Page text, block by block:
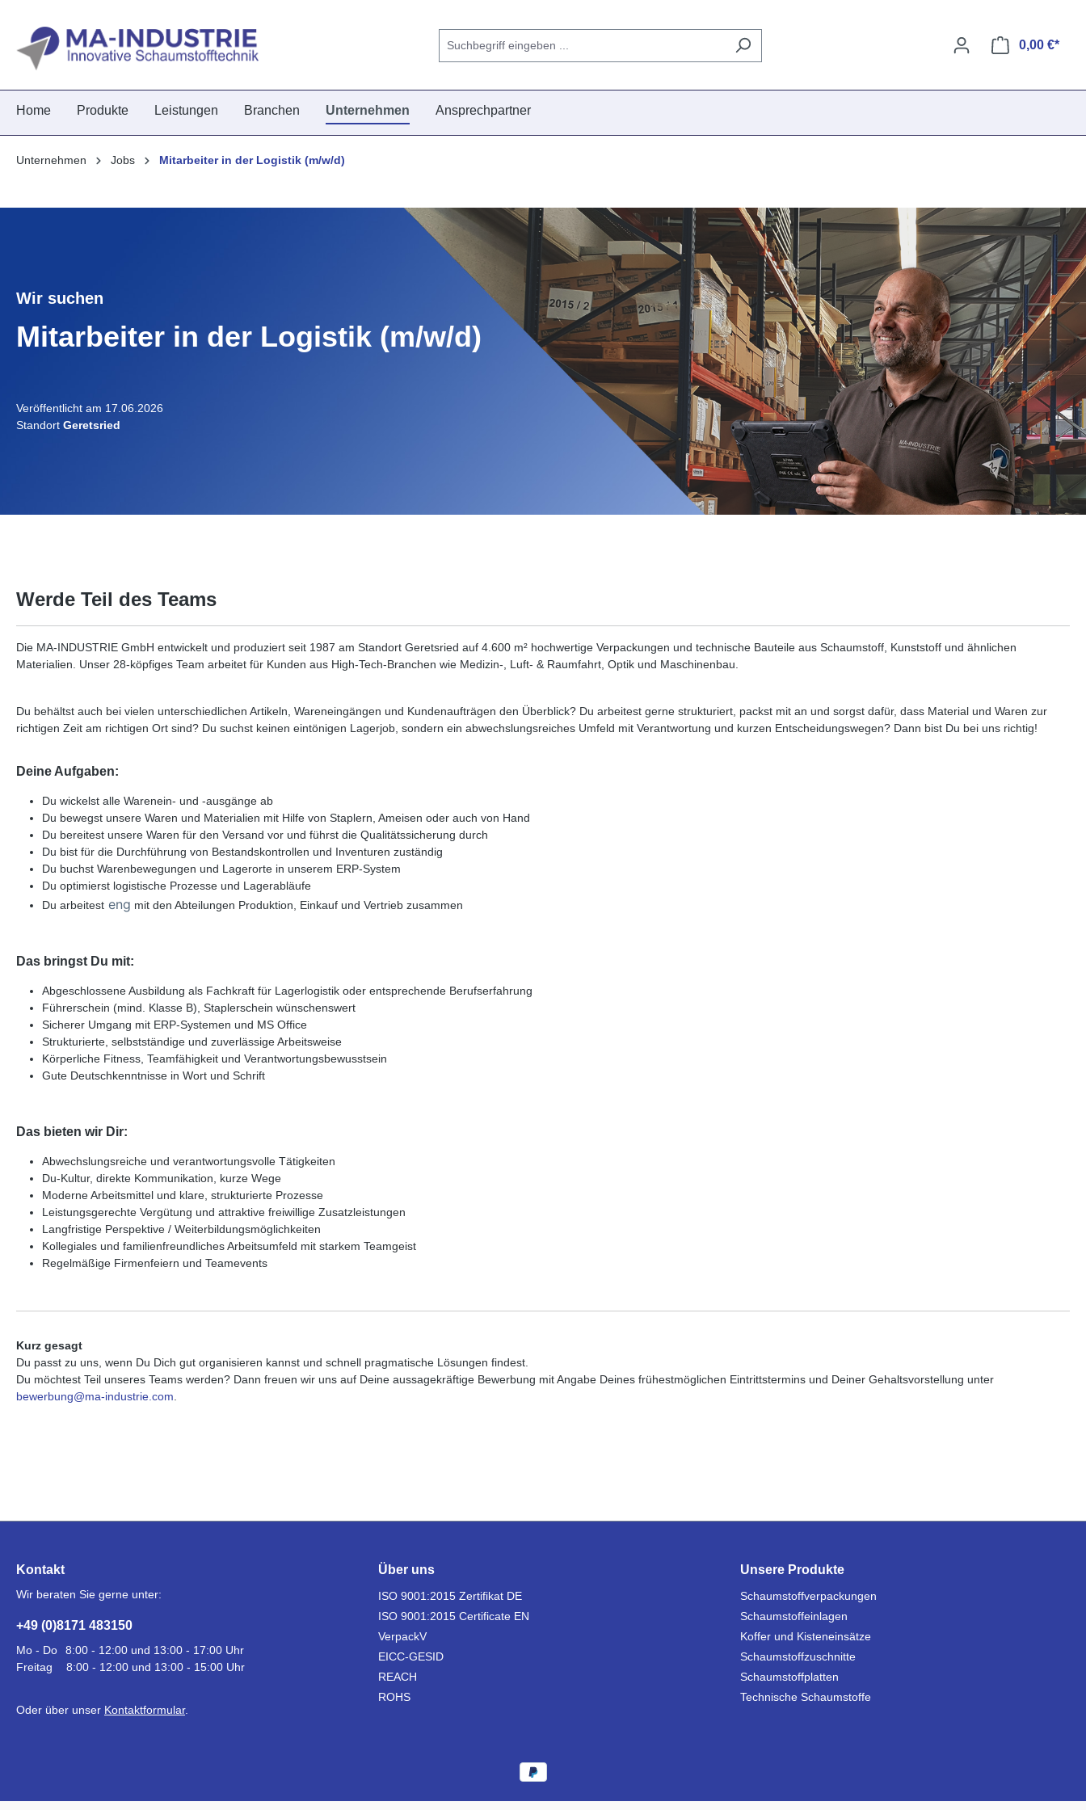
0,00 €*
Home Produkte Leistungen Branchen Unternehmen Ansprechpartner
Unternehmen Jobs Mitarbeiter in der Logistik (m/w/d)
Wir suchen
Mitarbeiter in der Logistik (m/w/d)
Veröffentlicht am 17.06.2026
Standort Geretsried
Werde Teil des Teams
Die MA-INDUSTRIE GmbH entwickelt und produziert seit 1987 am Standort Geretsried auf 4.600 m² hochwertige Verpackungen und technische Bauteile aus Schaumstoff, Kunststoff und ähnlichen
Materialien. Unser 28-köpfiges Team arbeitet für Kunden aus High-Tech-Branchen wie Medizin-, Luft- & Raumfahrt, Optik und Maschinenbau.
Du behältst auch bei vielen unterschiedlichen Artikeln, Wareneingängen und Kundenaufträgen den Überblick? Du arbeitest gerne strukturiert, packst mit an und sorgst dafür, dass Material und Waren zur
richtigen Zeit am richtigen Ort sind? Du suchst keinen eintönigen Lagerjob, sondern ein abwechslungsreiches Umfeld mit Verantwortung und kurzen Entscheidungswegen? Dann bist Du bei uns richtig!
Deine Aufgaben:
Du wickelst alle Warenein- und -ausgänge ab
Du bewegst unsere Waren und Materialien mit Hilfe von Staplern, Ameisen oder auch von Hand
Du bereitest unsere Waren für den Versand vor und führst die Qualitätssicherung durch
Du bist für die Durchführung von Bestandskontrollen und Inventuren zuständig
Du buchst Warenbewegungen und Lagerorte in unserem ERP-System
Du optimierst logistische Prozesse und Lagerabläufe
Du arbeitest eng mit den Abteilungen Produktion, Einkauf und Vertrieb zusammen
Das bringst Du mit:
Abgeschlossene Ausbildung als Fachkraft für Lagerlogistik oder entsprechende Berufserfahrung
Führerschein (mind. Klasse B), Staplerschein wünschenswert
Sicherer Umgang mit ERP-Systemen und MS Office
Strukturierte, selbstständige und zuverlässige Arbeitsweise
Körperliche Fitness, Teamfähigkeit und Verantwortungsbewusstsein
Gute Deutschkenntnisse in Wort und Schrift
Das bieten wir Dir:
Abwechslungsreiche und verantwortungsvolle Tätigkeiten
Du-Kultur, direkte Kommunikation, kurze Wege
Moderne Arbeitsmittel und klare, strukturierte Prozesse
Leistungsgerechte Vergütung und attraktive freiwillige Zusatzleistungen
Langfristige Perspektive / Weiterbildungsmöglichkeiten
Kollegiales und familienfreundliches Arbeitsumfeld mit starkem Teamgeist
Regelmäßige Firmenfeiern und Teamevents
Kurz gesagt
Du passt zu uns, wenn Du Dich gut organisieren kannst und schnell pragmatische Lösungen findest.
Du möchtest Teil unseres Teams werden? Dann freuen wir uns auf Deine aussagekräftige Bewerbung mit Angabe Deines frühestmöglichen Eintrittstermins und Deiner Gehaltsvorstellung unter
bewerbung@ma-industrie.com
Kontakt
Wir beraten Sie gerne unter:
+49 (0)8171 483150
Mo - Do
8:00 - 12:00 und 13:00 - 17:00 Uhr
Freitag
8:00 - 12:00 und 13:00 - 15:00 Uhr
Oder über unser Kontaktformular.
Über uns
ISO 9001:2015 Zertifikat DE
ISO 9001:2015 Certificate EN
VerpackV
EICC-GESID
REACH
ROHS
Unsere Produkte
Schaumstoffverpackungen
Schaumstoffeinlagen
Koffer und Kisteneinsätze
Schaumstoffzuschnitte
Schaumstoffplatten
Technische Schaumstoffe